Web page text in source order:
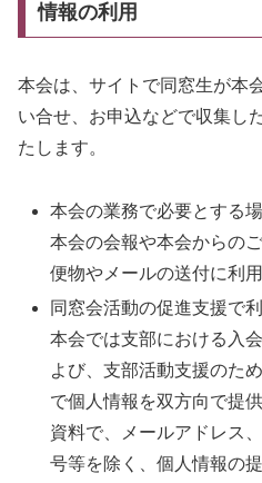
情報の利用
本会は、サイトで同窓生が本
い合せ、お申込などで収集し
たします。
本会の業務で必要とする
本会の会報や本会からの
便物やメールの送付に利用
同窓会活動の促進支援で
本会では支部における入
よび、支部活動支援のた
で個人情報を双方向で提
資料で、メールアドレス
号等を除く、個人情報の